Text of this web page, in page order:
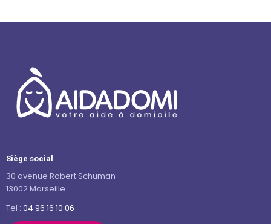
Siège social
30 avenue Robert Schuman
13002 Marseille
Tel : 04 96 16 10 06